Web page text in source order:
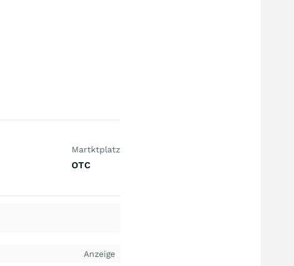
Martktplatz
OTC
Anzeige